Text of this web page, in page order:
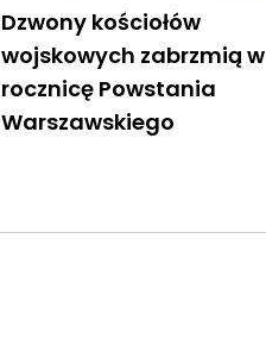
Dzwony kościołów
wojskowych zabrzmią w
rocznicę Powstania
Warszawskiego